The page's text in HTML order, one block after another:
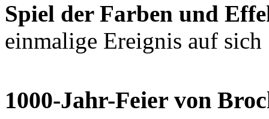
Spiel der Farben und
einmalige Ereignis auf
1000-Jahr-Feier von